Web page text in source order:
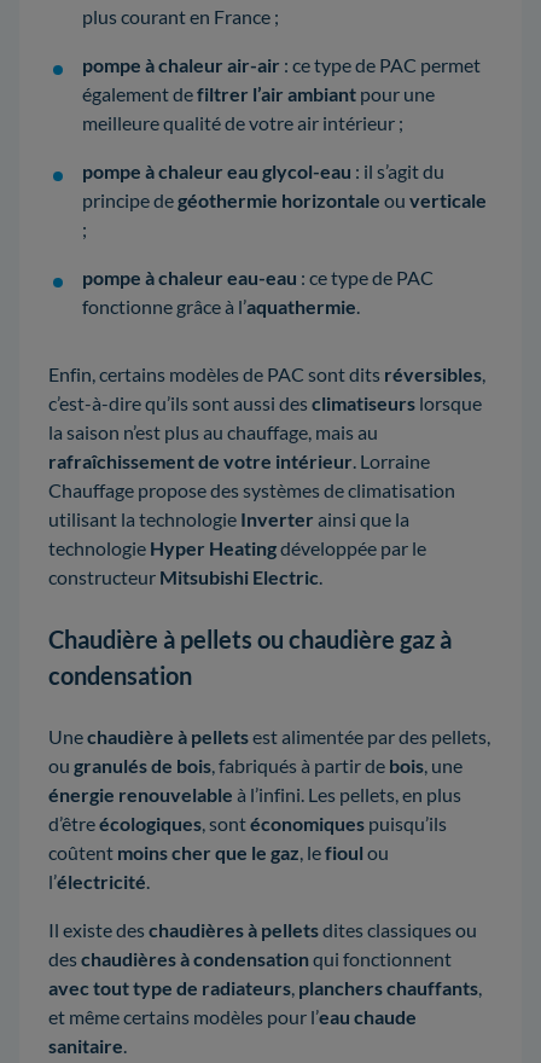
plus courant en France ;
pompe à chaleur air-air : ce type de PAC permet
également defiltrer l’air ambiant pour une
meilleure qualité de votre air intérieur ;
pompe à chaleur eau glycol-eau : il s’agit du
principe degéothermie horizontale ou verticale
;
pompe à chaleur eau-eau : ce type de PAC
fonctionne grâce à l’aquathermie
Enfin, certains modèles de PAC sont dits réversibles
c’est-à-dire qu’ils sont aussi desclimatiseurs lorsque
la saison n’est plus au chauffage, mais au
rafraîchissement de votre intérieur . Lorraine
Chauffage propose des systèmes de climatisation
utilisant la technologie Inverter ainsi que la
technologie Hyper Heatingdéveloppée par le
constructeur Mitsubishi Electric
Chaudière à pellets ou chaudière gaz à
condensation
Unechaudière à pelletsest alimentée par des pellets,
ou granulés de bois , fabriqués à partir de bois , une
énergie renouvelable à l’infini. Les pellets, en plus
d’êtreécologiques , sontéconomiques puisqu’ils
coûtent moins cher que le gaz , lefioul ou
l’électricité
Il existe deschaudières à pelletsdites classiques ou
deschaudières à condensationqui fonctionnent
avec tout type de radiateurs planchers chauffants
et même certains modèles pour l’eau chaude
sanitaire